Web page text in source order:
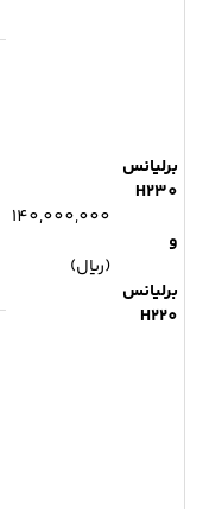
برلیانس
H230
و
برلیانس
H220
140,000,000
(ریال)